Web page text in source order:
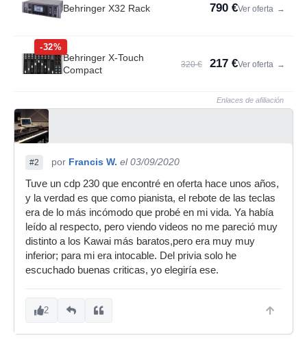
Behringer X32 Rack 790 €Ver oferta →
-32%
Behringer X-Touch
Compact
320 € 217 €Ver oferta →
Enlaces de afiliación
#2 por Francis W. el 03/09/2020
Tuve un cdp 230 que encontré en oferta hace unos años,
y la verdad es que como pianista, el rebote de las teclas
era de lo más incómodo que probé en mi vida. Ya había
leído al respecto, pero viendo videos no me pareció muy
distinto a los Kawai más baratos,pero era muy muy
inferior; para mi era intocable. Del privia solo he
escuchado buenas criticas, yo elegiría ese.
2